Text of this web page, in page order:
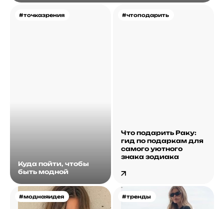
#точказрения
Куда пойти, чтобы
быть модной
#чтоподарить
Что подарить Раку:
гид по подаркам для
самого уютного
знака зодиака
#моднаяидея #тренды